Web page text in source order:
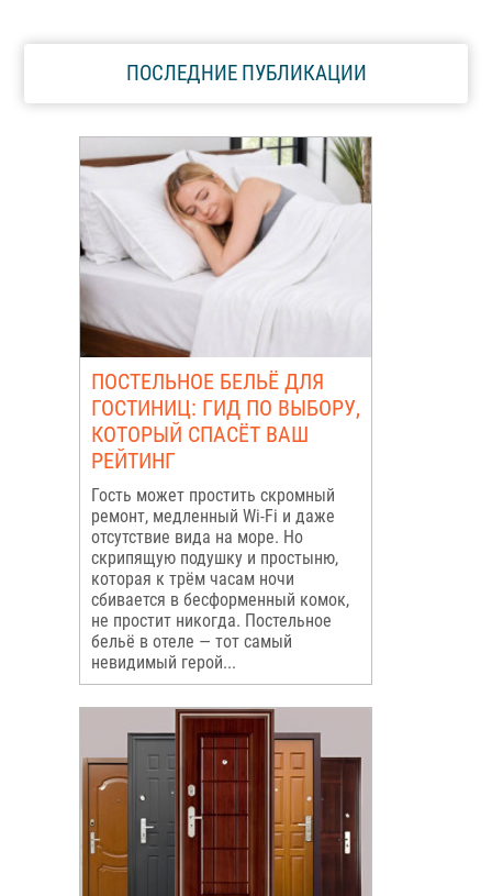
ПОСЛЕДНИЕ ПУБЛИКАЦИИ
ПОСТЕЛЬНОЕ БЕЛЬЁ ДЛЯ
ГОСТИНИЦ: ГИД ПО ВЫБОРУ,
КОТОРЫЙ СПАСЁТ ВАШ
РЕЙТИНГ
Гость может простить скромный
ремонт, медленный Wi-Fi и даже
отсутствие вида на море. Но
скрипящую подушку и простыню,
которая к трём часам ночи
сбивается в бесформенный комок,
не простит никогда. Постельное
бельё в отеле — тот самый
невидимый герой...